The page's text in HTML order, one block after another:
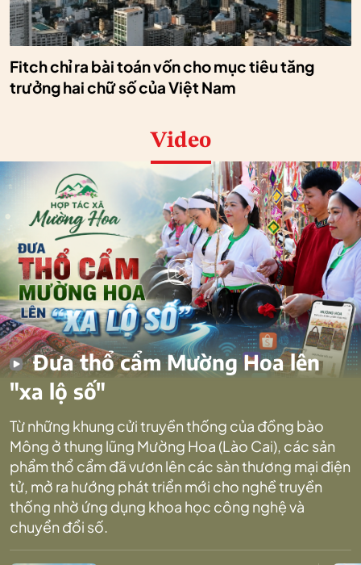
Fitch chỉ ra bài toán vốn cho mục tiêu tăng
trưởng hai chữ số của Việt Nam
Video
Đưa thổ cẩm Mường Hoa lên
"xa lộ số"
Từ những khung cửi truyền thống của đồng bào
Mông ở thung lũng Mường Hoa (Lào Cai), các sản
phẩm thổ cẩm đã vươn lên các sàn thương mại điện
tử, mở ra hướng phát triển mới cho nghề truyền
thống nhờ ứng dụng khoa học công nghệ và
chuyển đổi số.